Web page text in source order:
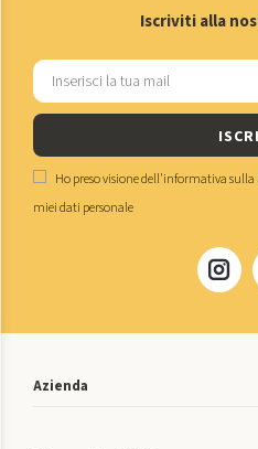
Iscriviti alla
Ho preso visione dell'informativa sulla
miei dati personale
Azienda